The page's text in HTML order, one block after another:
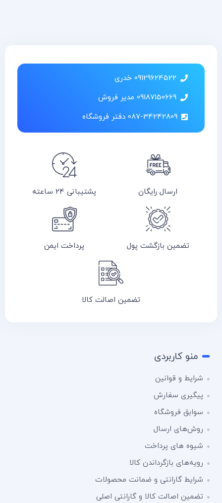
09129624522 خدری
09187150669 مدیر فروش
087-34242809 دفتر فروشگاه
ارسال رایگان پشتیبانی 24 ساعته
تضمین بازگشت پول پرداخت ایمن
تضمین اصالت کالا
منو کاربردی
شرایط و قوانین
پیگیری سفارش
سوابق فروشگاه
روش‌های ارسال
شیوه های پرداخت
رویه‌های بازگرداندن کالا
شرایط گارانتی و ضمانت محصولات
تضمین اصالت کالا و گارانتی اصلی